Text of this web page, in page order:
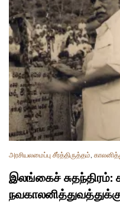
அரசியலமைப்பு சீர்த்திருத்தம்,
இலங்கைச் சுதந்திரம்: